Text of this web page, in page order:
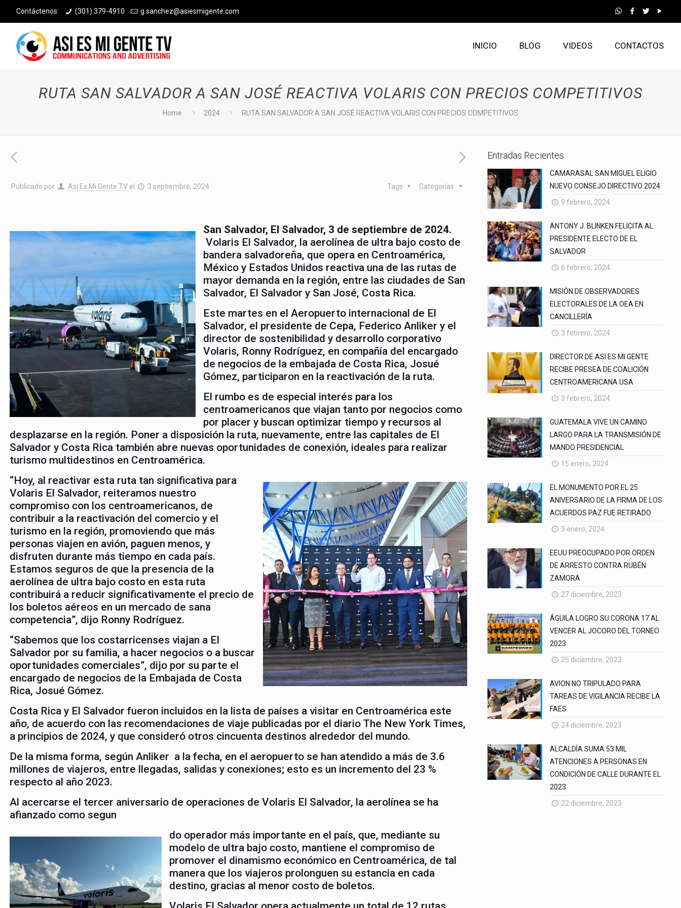
Contáctenos: (301) 379-4910 g.sanchez@asiesmigente.com
INICIO BLOG VIDEOS CONTACTOS
RUTA SAN SALVADOR A SAN JOSÉ REACTIVA VOLARIS CON PRECIOS COMPETITIVOS
Home 2024 RUTA SAN SALVADOR A SAN JOSÉ REACTIVA VOLARIS CON PRECIOS COMPETITIVOS
Publicado por Asi Es Mi Gente TV el 3 septiembre, 2024 Categorías
Tags
San Salvador, El Salvador, 3 de septiembre de 2024.
Volaris El Salvador, la aerolínea de ultra bajo costo de
bandera salvadoreña, que opera en Centroamérica,
México y Estados Unidos reactiva una de las rutas de
mayor demanda en la región, entre las ciudades de San
Salvador, El Salvador y San José, Costa Rica.
Este martes en el Aeropuerto internacional de El
Salvador, el presidente de Cepa, Federico Anliker y el
director de sostenibilidad y desarrollo corporativo
Volaris, Ronny Rodríguez, en compañía del encargado
de negocios de la embajada de Costa Rica, Josué
Gómez, participaron en la reactivación de la ruta.
El rumbo es de especial interés para los
centroamericanos que viajan tanto por negocios como
por placer y buscan optimizar tiempo y recursos al
desplazarse en la región. Poner a disposición la ruta, nuevamente, entre las capitales de El
Salvador y Costa Rica también abre nuevas oportunidades de conexión, ideales para realizar
turismo multidestinos en Centroamérica.
“Hoy, al reactivar esta ruta tan significativa para
Volaris El Salvador, reiteramos nuestro
compromiso con los centroamericanos, de
contribuir a la reactivación del comercio y el
turismo en la región, promoviendo que más
personas viajen en avión, paguen menos, y
disfruten durante más tiempo en cada país.
Estamos seguros de que la presencia de la
aerolínea de ultra bajo costo en esta ruta
contribuirá a reducir significativamente el precio de
los boletos aéreos en un mercado de sana
competencia”, dijo Ronny Rodríguez.
“Sabemos que los costarricenses viajan a El
Salvador por su familia, a hacer negocios o a buscar
oportunidades comerciales”, dijo por su parte el
encargado de negocios de la Embajada de Costa
Rica, Josué Gómez.
Costa Rica y El Salvador fueron incluidos en la lista de países a visitar en Centroamérica este
año, de acuerdo con las recomendaciones de viaje publicadas por el diario The New York Times,
a principios de 2024, y que consideró otros cincuenta destinos alrededor del mundo.
De la misma forma, según Anliker a la fecha, en el aeropuerto se han atendido a más de 3.6
millones de viajeros, entre llegadas, salidas y conexiones; esto es un incremento del 23 %
respecto al año 2023.
Al acercarse el tercer aniversario de operaciones de Volaris El Salvador, la aerolínea se ha
afianzado como segun
do operador más importante en el país, que, mediante su
modelo de ultra bajo costo, mantiene el compromiso de
promover el dinamismo económico en Centroamérica, de tal
manera que los viajeros prolonguen su estancia en cada
destino, gracias al menor costo de boletos.
Entradas Recientes
CAMARASAL SAN MIGUEL ELIGIO
NUEVO CONSEJO DIRECTIVO 2024
9 febrero, 2024
ANTONY J. BLINKEN FELICITA AL
PRESIDENTE ELECTO DE EL
SALVADOR
6 febrero, 2024
MISIÓN DE OBSERVADORES
ELECTORALES DE LA OEA EN
CANCILLERÍA
3 febrero, 2024
DIRECTOR DE ASI ES MI GENTE
RECIBE PRESEA DE COALICIÓN
CENTROAMERICANA USA
3 febrero, 2024
GUATEMALA VIVE UN CAMINO
LARGO PARA LA TRANSMISIÓN DE
MANDO PRESIDENCIAL
15 enero, 2024
EL MONUMENTO POR EL 25
ANIVERSARIO DE LA FIRMA DE LOS
ACUERDOS PAZ FUE RETIRADO
3 enero, 2024
EEUU PREOCUPADO POR ORDEN
DE ARRESTO CONTRA RUBÉN
ZAMORA
27 diciembre, 2023
ÁGUILA LOGRO SU CORONA 17 AL
VENCER AL JOCORO DEL TORNEO
2023
25 diciembre, 2023
AVION NO TRIPULADO PARA
TAREAS DE VIGILANCIA RECIBE LA
FAES
24 diciembre, 2023
ALCALDÍA SUMA 53 MIL
ATENCIONES A PERSONAS EN
CONDICIÓN DE CALLE DURANTE EL
2023
22 diciembre, 2023